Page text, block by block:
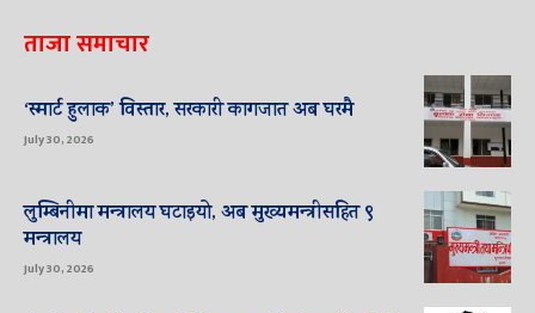
ताजा समाचार
‘स्मार्ट हुलाक’ विस्तार, सरकारी कागजात अब घरमै
July 30, 2026
लुम्बिनीमा मन्त्रालय घटाइयो, अब मुख्यमन्त्रीसहित ९
मन्त्रालय
July 30, 2026